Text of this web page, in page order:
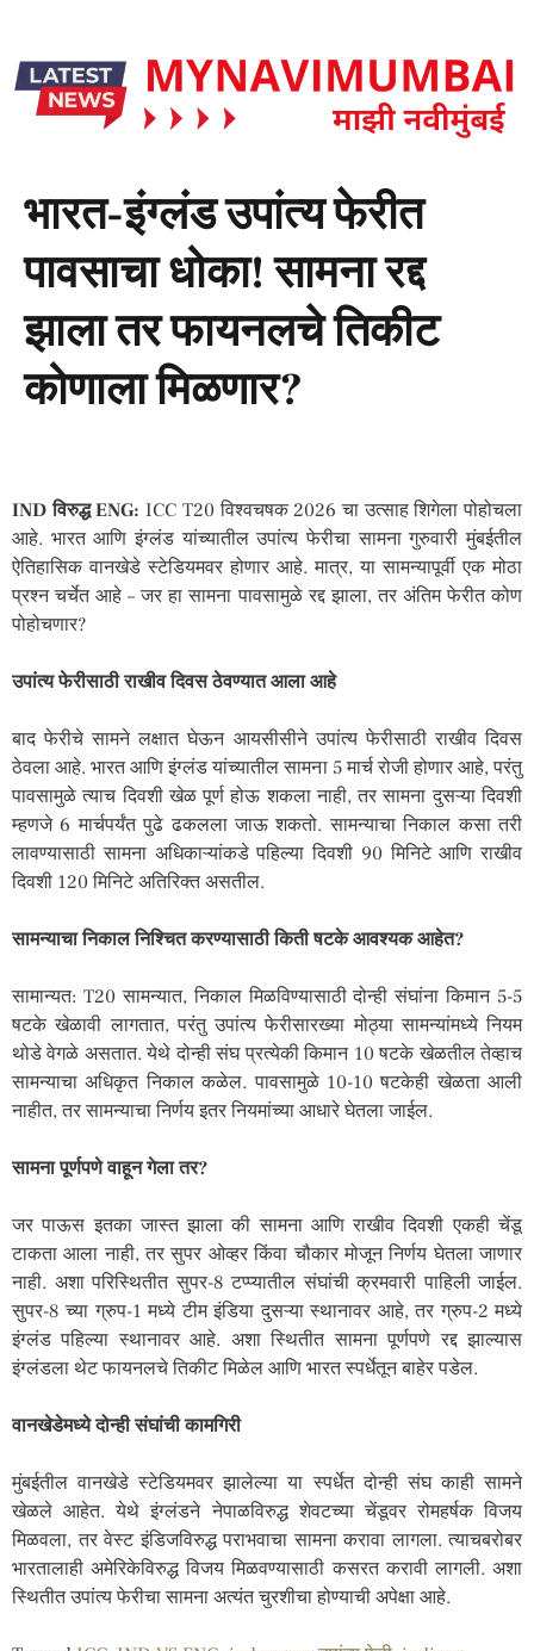
भारत-इंग्लंड उपांत्य फेरीत
पावसाचा धोका! सामना रद्द
झाला तर फायनलचे तिकीट
कोणाला मिळणार?
IND विरुद्ध ENG: ICC T20 विश्वचषक 2026 चा उत्साह शिगेला पोहोचला
आहे. भारत आणि इंग्लंड यांच्यातील उपांत्य फेरीचा सामना गुरुवारी मुंबईतील
ऐतिहासिक वानखेडे स्टेडियमवर होणार आहे. मात्र, या सामन्यापूर्वी एक मोठा
प्रश्न चर्चेत आहे – जर हा सामना पावसामुळे रद्द झाला, तर अंतिम फेरीत कोण
पोहोचणार?
उपांत्य फेरीसाठी राखीव दिवस ठेवण्यात आला आहे
बाद फेरीचे सामने लक्षात घेऊन आयसीसीने उपांत्य फेरीसाठी राखीव दिवस
ठेवला आहे. भारत आणि इंग्लंड यांच्यातील सामना 5 मार्च रोजी होणार आहे, परंतु
पावसामुळे त्याच दिवशी खेळ पूर्ण होऊ शकला नाही, तर सामना दुसऱ्या दिवशी
म्हणजे 6 मार्चपर्यंत पुढे ढकलला जाऊ शकतो. सामन्याचा निकाल कसा तरी
लावण्यासाठी सामना अधिकाऱ्यांकडे पहिल्या दिवशी 90 मिनिटे आणि राखीव
दिवशी 120 मिनिटे अतिरिक्त असतील.
सामन्याचा निकाल निश्चित करण्यासाठी किती षटके आवश्यक आहेत?
सामान्यत: T20 सामन्यात, निकाल मिळविण्यासाठी दोन्ही संघांना किमान 5-5
षटके खेळावी लागतात, परंतु उपांत्य फेरीसारख्या मोठ्या सामन्यांमध्ये नियम
थोडे वेगळे असतात. येथे दोन्ही संघ प्रत्येकी किमान 10 षटके खेळतील तेव्हाच
सामन्याचा अधिकृत निकाल कळेल. पावसामुळे 10-10 षटकेही खेळता आली
नाहीत, तर सामन्याचा निर्णय इतर नियमांच्या आधारे घेतला जाईल.
सामना पूर्णपणे वाहून गेला तर?
जर पाऊस इतका जास्त झाला की सामना आणि राखीव दिवशी एकही चेंडू
टाकता आला नाही, तर सुपर ओव्हर किंवा चौकार मोजून निर्णय घेतला जाणार
नाही. अशा परिस्थितीत सुपर-8 टप्प्यातील संघांची क्रमवारी पाहिली जाईल.
सुपर-8 च्या ग्रुप-1 मध्ये टीम इंडिया दुसऱ्या स्थानावर आहे, तर ग्रुप-2 मध्ये
इंग्लंड पहिल्या स्थानावर आहे. अशा स्थितीत सामना पूर्णपणे रद्द झाल्यास
इंग्लंडला थेट फायनलचे तिकीट मिळेल आणि भारत स्पर्धेतून बाहेर पडेल.
वानखेडेमध्ये दोन्ही संघांची कामगिरी
मुंबईतील वानखेडे स्टेडियमवर झालेल्या या स्पर्धेत दोन्ही संघ काही सामने
खेळले आहेत. येथे इंग्लंडने नेपाळविरुद्ध शेवटच्या चेंडूवर रोमहर्षक विजय
मिळवला, तर वेस्ट इंडिजविरुद्ध पराभवाचा सामना करावा लागला. त्याचबरोबर
भारतालाही अमेरिकेविरुद्ध विजय मिळवण्यासाठी कसरत करावी लागली. अशा
स्थितीत उपांत्य फेरीचा सामना अत्यंत चुरशीचा होण्याची अपेक्षा आहे.